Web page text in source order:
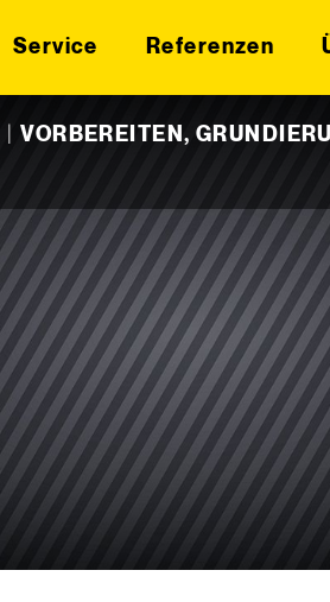
Service Referenzen
|VORBEREITEN,